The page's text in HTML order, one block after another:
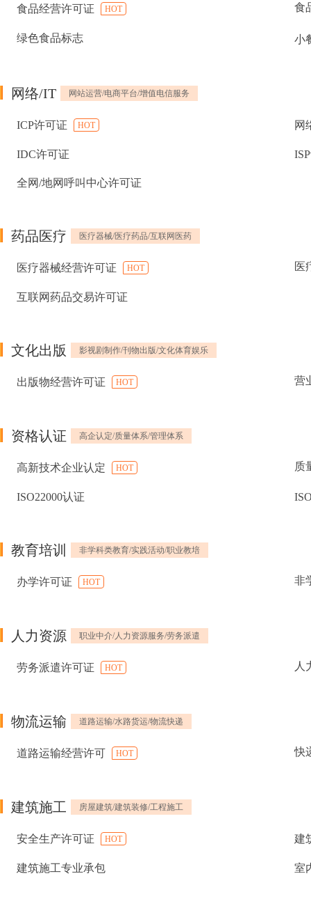
食品经营许可证 HOT 食
绿色食品标志 小
网络/IT 网站运营/电商平台/增值电信服务
ICP许可证 HOT 网
IDC许可证
全网/地网呼叫中心许可证
药品医疗 医疗器械/医疗药品/互联网医药
医疗器械经营许可证 HOT 医
互联网药品交易许可证
文化出版 影视剧制作/刊物出版/文化体育娱乐
出版物经营许可证 HOT 营
资格认证 高企认定/质量体系/管理体系
高新技术企业认定 HOT 质
ISO22000认证
教育培训 非学科类教育/实践活动/职业教培
办学许可证 HOT 非
人力资源 职业中介/人力资源服务/劳务派遣
劳务派遣许可证 HOT 人
物流运输 道路运输/水路货运/物流快递
道路运输经营许可 HOT 快
建筑施工 房屋建筑/建筑装修/工程施工
安全生产许可证 HOT 建
建筑施工专业承包 室